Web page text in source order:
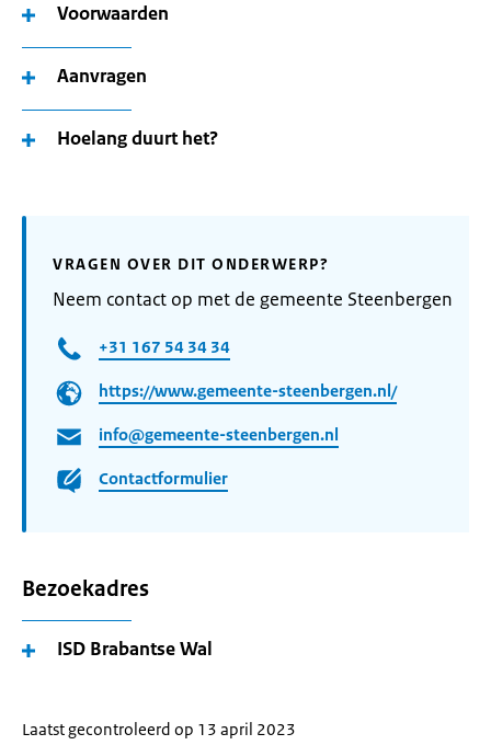
Voorwaarden
Aanvragen
Hoelang duurt het?
VRAGEN OVER DIT ONDERWERP?
Neem contact op met de gemeente Steenbergen
+31 167 54 34 34
https://www.gemeente-steenbergen.nl/
info@gemeente-steenbergen.nl
Contactformulier
Bezoekadres
ISD Brabantse Wal
Laatst gecontroleerd op 13 april 2023